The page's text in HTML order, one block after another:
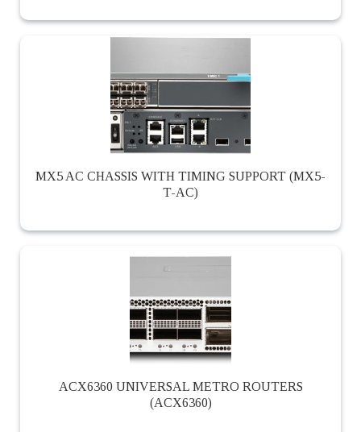
MX5 AC CHASSIS WITH TIMING SUPPORT (MX5-
T-AC)
ACX6360 UNIVERSAL METRO ROUTERS
(ACX6360)